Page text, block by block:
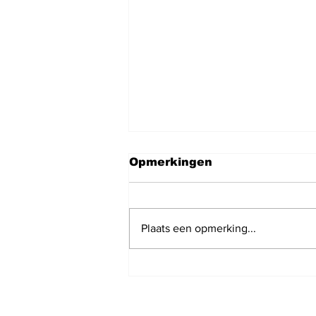
Opmerkingen
Plaats een opmerking...